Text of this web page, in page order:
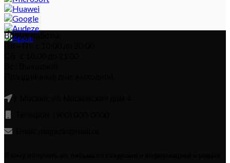
Время работы:
Пн – Пт: с 10:00 до 20:00